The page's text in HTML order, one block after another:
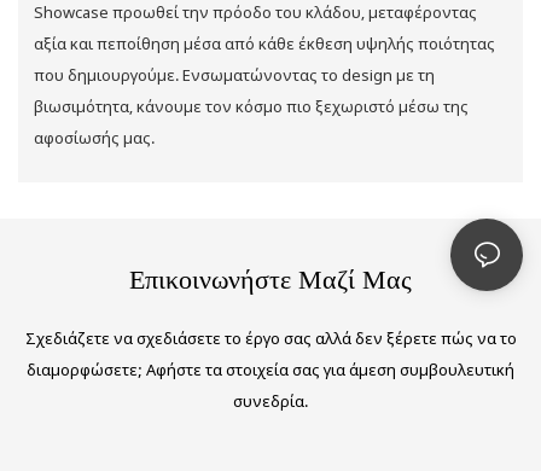
Showcase προωθεί την πρόοδο του κλάδου, μεταφέροντας
αξία και πεποίθηση μέσα από κάθε έκθεση υψηλής ποιότητας
που δημιουργούμε. Ενσωματώνοντας το design με τη
βιωσιμότητα, κάνουμε τον κόσμο πιο ξεχωριστό μέσω της
αφοσίωσής μας.
Επικοινωνήστε Μαζί Μας
Σχεδιάζετε να σχεδιάσετε το έργο σας αλλά δεν ξέρετε πώς να το
διαμορφώσετε; Αφήστε τα στοιχεία σας για άμεση συμβουλευτική
συνεδρία.